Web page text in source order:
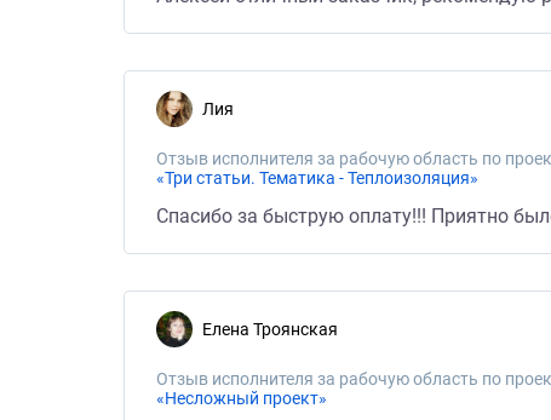
Лия
Отзыв исполнителя за рабочую область по
«Три статьи. Тематика - Теплоизоляция»
Спасибо за быструю оплату!!! Приятно
Елена Троянская
Отзыв исполнителя за рабочую область по
«Несложный проект»